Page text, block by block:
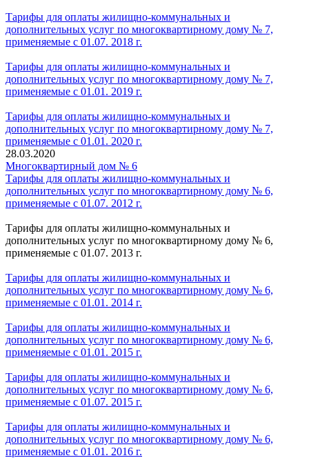
Тарифы для оплаты жилищно-коммунальных и
дополнительных услуг по многоквартирному дому № 7,
применяемые с 01.07. 2018 г.
Тарифы для оплаты жилищно-коммунальных и
дополнительных услуг по многоквартирному дому № 7,
применяемые с 01.01. 2019 г.
Тарифы для оплаты жилищно-коммунальных и
дополнительных услуг по многоквартирному дому № 7,
применяемые с 01.01. 2020 г.
28.03.2020
Многоквартирный дом № 6
Тарифы для оплаты жилищно-коммунальных и
дополнительных услуг по многоквартирному дому № 6,
применяемые с 01.07. 2012 г.
Тарифы для оплаты жилищно-коммунальных и
дополнительных услуг по многоквартирному дому № 6,
применяемые с 01.07. 2013 г.
Тарифы для оплаты жилищно-коммунальных и
дополнительных услуг по многоквартирному дому № 6,
применяемые с 01.01. 2014 г.
Тарифы для оплаты жилищно-коммунальных и
дополнительных услуг по многоквартирному дому № 6,
применяемые с 01.01. 2015 г.
Тарифы для оплаты жилищно-коммунальных и
дополнительных услуг по многоквартирному дому № 6,
применяемые с 01.07. 2015 г.
Тарифы для оплаты жилищно-коммунальных и
дополнительных услуг по многоквартирному дому № 6,
применяемые с 01.01. 2016 г.